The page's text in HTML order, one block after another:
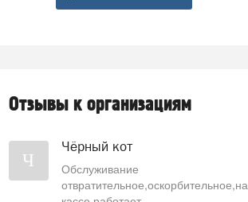
Отзывы к организациям
Ч
Чёрный кот
Обслуживание
отвратительное,оскорбительное,на